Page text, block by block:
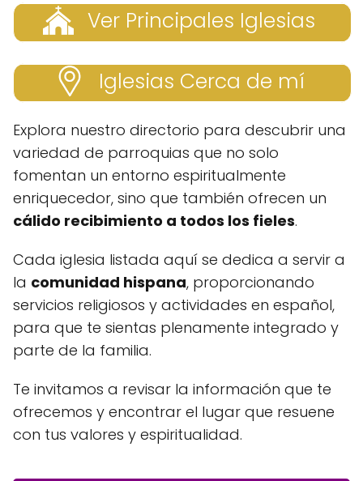
Ver Principales Iglesias
Iglesias Cerca de mí
Explora nuestro directorio para descubrir una
variedad de parroquias que no solo
fomentan un entorno espiritualmente
enriquecedor, sino que también ofrecen un
cálido recibimiento a todos los fieles.
Cada iglesia listada aquí se dedica a servir a
la comunidad hispana, proporcionando
servicios religiosos y actividades en español,
para que te sientas plenamente integrado y
parte de la familia.
Te invitamos a revisar la información que te
ofrecemos y encontrar el lugar que resuene
con tus valores y espiritualidad.